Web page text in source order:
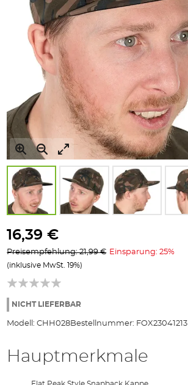
Anfang
Bildgalerie
springen
16,39 €
Preisempfehlung: 21,99 € Einsparung: 25%
(inklusive MwSt. 19%)
NICHT LIEFERBAR
Modell: CHH028Bestellnummer: FOX23041213
Hauptmerkmale